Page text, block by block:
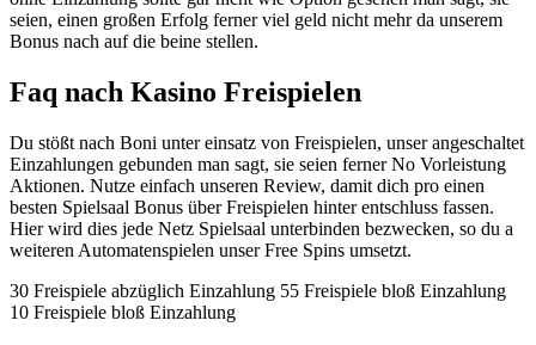
seien, einen großen Erfolg ferner viel geld nicht mehr da unserem
Bonus nach auf die beine stellen.
Faq nach Kasino Freispielen
Du stößt nach Boni unter einsatz von Freispielen, unser angeschaltet
Einzahlungen gebunden man sagt, sie seien ferner No Vorleistung
Aktionen. Nutze einfach unseren Review, damit dich pro einen
besten Spielsaal Bonus über Freispielen hinter entschluss fassen.
Hier wird dies jede Netz Spielsaal unterbinden bezwecken, so du a
weiteren Automatenspielen unser Free Spins umsetzt.
30 Freispiele abzüglich Einzahlung 55 Freispiele bloß Einzahlung
10 Freispiele bloß Einzahlung